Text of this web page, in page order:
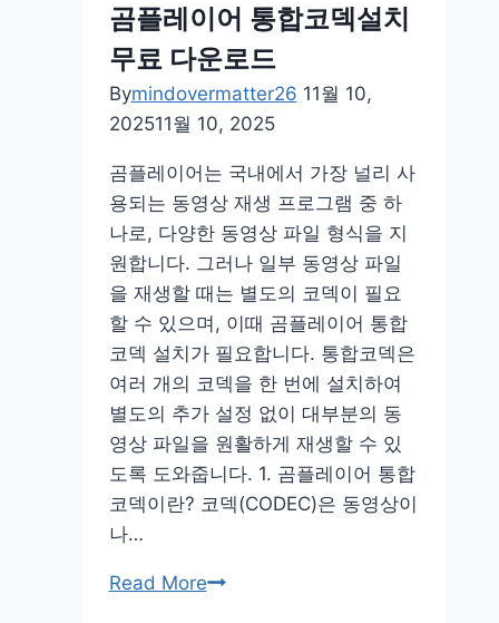
다
운
로
드
용
법
곰플레이어 통합코덱설치
무료 다운로드
Bymindovermatter26 11월 10,
202511월 10, 2025
곰플레이어는 국내에서 가장 널리 사
용되는 동영상 재생 프로그램 중 하
나로, 다양한 동영상 파일 형식을 지
원합니다. 그러나 일부 동영상 파일
을 재생할 때는 별도의 코덱이 필요
할 수 있으며, 이때 곰플레이어 통합
코덱 설치가 필요합니다. 통합코덱은
여러 개의 코덱을 한 번에 설치하여
별도의 추가 설정 없이 대부분의 동
영상 파일을 원활하게 재생할 수 있
도록 도와줍니다. 1. 곰플레이어 통합
코덱이란? 코덱(CODEC)은 동영상이
나…
Read More곰